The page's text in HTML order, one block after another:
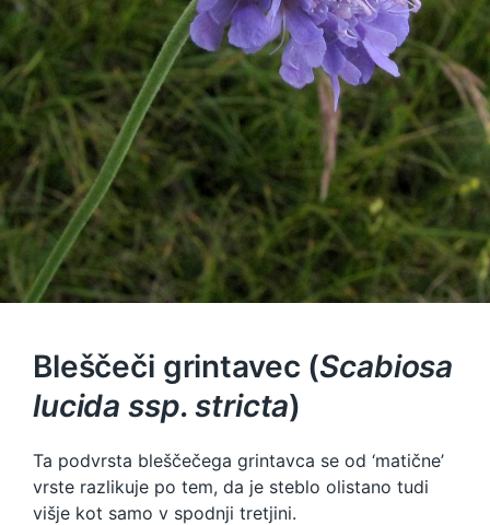
Bleščeči grintavec (Scabiosa
lucida ssp. stricta)
Ta podvrsta bleščečega grintavca se od ‘matične’
vrste razlikuje po tem, da je steblo olistano tudi
višje kot samo v spodnji tretjini.